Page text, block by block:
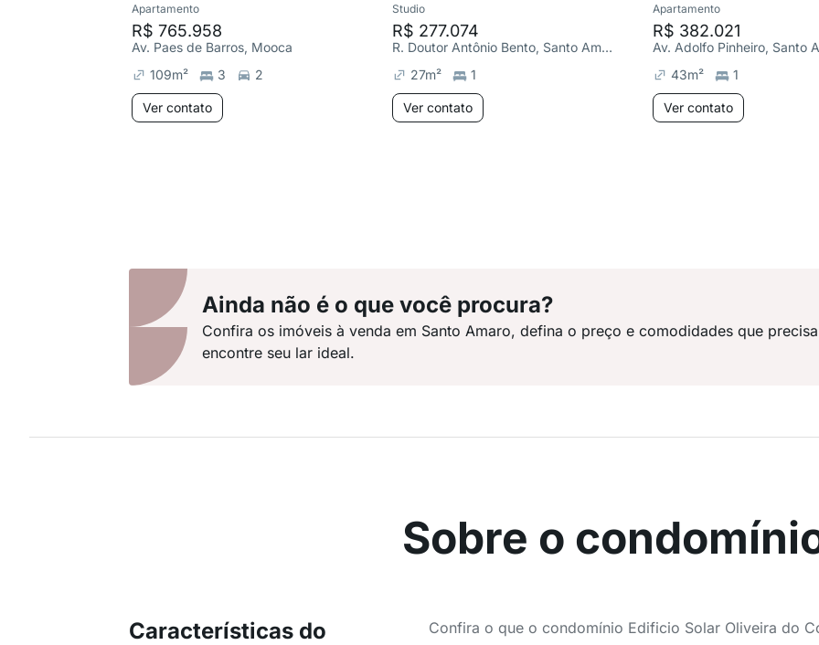
Apartamento
R$ 765.958
Av. Paes de Barros, Mooca
109m² 3 2
Ver contato
Studio
R$ 277.074
R. Doutor Antônio Bento, Santo Amaro
27m² 1
Ver contato
Apartamento
R$ 382.021
Av. Adolfo Pinheiro, Santo
43m² 1
Ver contato
Ainda não é o que você procura?
Confira os imóveis à venda em Santo Amaro, defina o preço e comodidades que
encontre seu lar ideal.
Sobre o
Características do
Confira o que o condomínio Edificio Solar Oliveira do